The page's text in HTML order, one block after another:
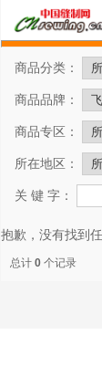
商品分类：
商品品牌：
商品专区：
所在地区：
关 键 字：
抱歉，没有找到
总计 0 个记录